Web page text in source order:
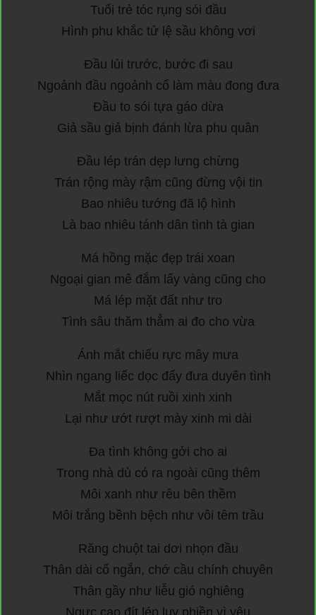
Tuổi trẻ tóc rụng sói đầu
Hình phu khắc tử lệ sầu không vơi
Đầu lủi trước, bước đi sau
Ngoảnh đầu ngoảnh cổ làm màu đong đưa
Đầu to sói tựa gáo dừa
Giả sầu giả bịnh đánh lừa phu quân
Đầu lép trán dẹp lưng chừng
Trán rộng mày rậm cũng đừng vội tin
Bao nhiêu tướng đã lộ hình
Là bao nhiêu tánh dân tình tà gian
Má hồng mặc đẹp trái xoan
Ngoại gian mê đắm lấy vàng cũng cho
Má lép mặt đất như tro
Tình sâu thăm thẳm ai đo cho vừa
Ánh mắt chiếu rực mây mưa
Nhìn ngang liếc dọc đẩy đưa duyên tình
Mắt mọc nút ruồi xinh xinh
Lại như ướt rượt mày xinh mi dài
Đa tình không gởi cho ai
Trong nhà dù có ra ngoài cũng thêm
Môi xanh như rêu bên thềm
Môi trắng bềnh bệch như vôi têm trầu
Răng chuột tai dơi nhọn đầu
Thân dài cổ ngắn, chớ cầu chính chuyên
Thân gầy như liễu gió nghiêng
Ngực cao đít lép lụy phiền vì yêu